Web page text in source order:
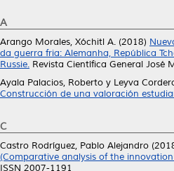
A
Arango Morales, Xóchitl A. (2018)
da guerra fria: Alemanha, República
Russie. Revista Científica General José
Ayala Palacios, Roberto y Leyva
Construcción de una valoración
C
Castro Rodríguez, Pablo Alejandro
(Comparative analysis of the
ISSN 2007-1191